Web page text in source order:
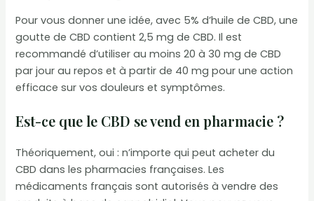
Pour vous donner une idée, avec 5% d’huile de CBD, une
goutte de CBD contient 2,5 mg de CBD. Il est
recommandé d’utiliser au moins 20 à 30 mg de CBD
par jour au repos et à partir de 40 mg pour une action
efficace sur vos douleurs et symptômes.
Est-ce que le CBD se vend en pharmacie ?
Théoriquement, oui : n’importe qui peut acheter du
CBD dans les pharmacies françaises. Les
médicaments français sont autorisés à vendre des